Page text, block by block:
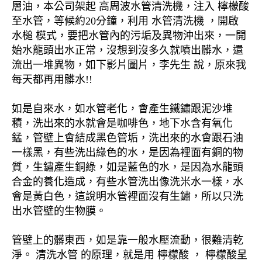
層油，本公司架起 高周波水管清洗機，注入 檸檬酸
至水管，等候約20分鐘，利用 水管清洗機 ，開啟
水槌 模式，要把水管內的污垢及異物沖出來，一開
始水龍頭出水正常，沒想到沒多久就噴出髒水，還
流出一堆異物，如下影片圖片，李先生 說，原來我
每天都再用髒水!!
如是自來水，如水管老化，會產生鐵鏽跟泥沙堆
積，洗出來的水就會是咖啡色，地下水含有氧化
錳，管壁上會結成黑色管垢，洗出來的水會跟石油
一樣黑，有些洗出綠色的水，是因為裡面有銅的物
質，生鏽產生銅綠，如是藍色的水，是因為水龍頭
合金的養化造成，有些水管洗出像洗米水一樣，水
會是黃白色，這說明水管裡面沒有生鏽，所以只洗
出水管壁的生物膜。
管壁上的髒東西，如是靠一般水壓流動，很難清乾
淨。 清洗水管 的原理，就是用 檸檬酸 ， 檸檬酸呈